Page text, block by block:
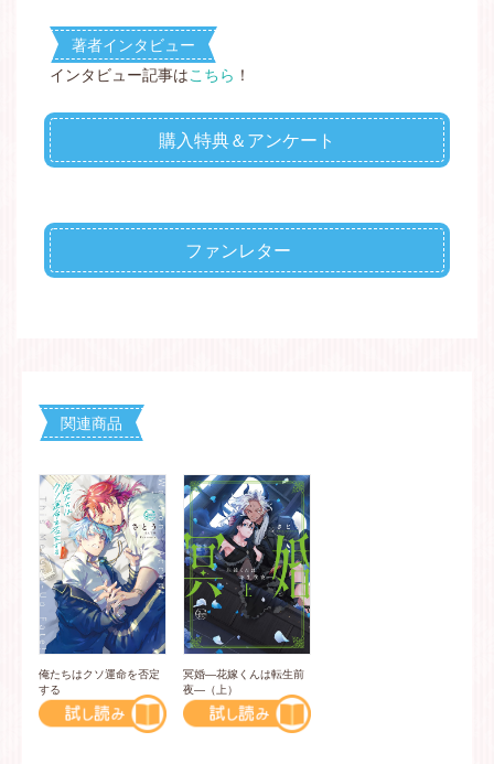
著者インタビュー
インタビュー記事はこちら ！
購入特典＆アンケート
ファンレター
関連商品
俺たちはクソ運命を否定
する
冥婚―花嫁くんは転生前
夜―（上）